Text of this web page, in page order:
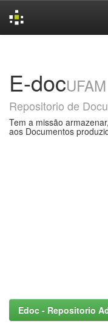
E-docUFAM
Repositorio de
Tem a missão
aos Documentos
Edoc - Repositorio